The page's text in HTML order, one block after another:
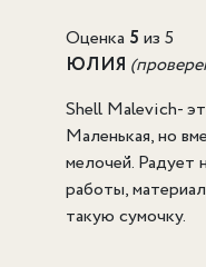
Оценка 5 из 5
ЮЛИЯ
Shell Malevich-
Маленькая, но
мелочей. Радует
работы,
такую сумочку.